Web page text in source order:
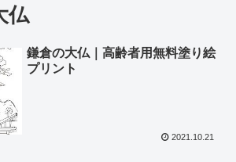
仏
鎌倉の大仏｜高齢者用無料塗り絵
プリント
2021.10.21